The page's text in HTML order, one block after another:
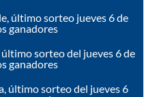
último sorteo jueves 6 de
ganadores
sorteo del jueves 6 de
ganadores
último sorteo del jueves 6